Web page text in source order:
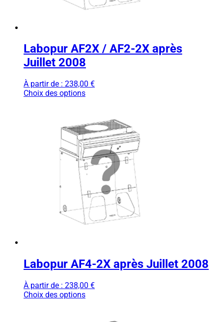
Labopur AF2X / AF2-2X après
Juillet 2008
À partir de : 238,00 €
Choix des options
Labopur AF4-2X après Juillet 2008
À partir de : 238,00 €
Choix des options